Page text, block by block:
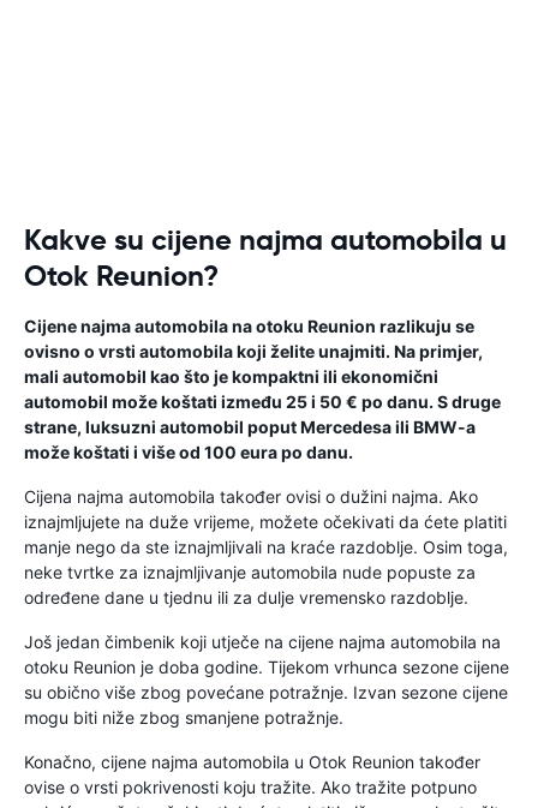
Kakve su cijene najma automobila u
Otok Reunion?
Cijene najma automobila na otoku Reunion razlikuju se
ovisno o vrsti automobila koji želite unajmiti. Na primjer,
mali automobil kao što je kompaktni ili ekonomični
automobil može koštati između 25 i 50 € po danu. S druge
strane, luksuzni automobil poput Mercedesa ili BMW-a
može koštati i više od 100 eura po danu.
Cijena najma automobila također ovisi o dužini najma. Ako
iznajmljujete na duže vrijeme, možete očekivati ​​da ćete platiti
manje nego da ste iznajmljivali na kraće razdoblje. Osim toga,
neke tvrtke za iznajmljivanje automobila nude popuste za
određene dane u tjednu ili za dulje vremensko razdoblje.
Još jedan čimbenik koji utječe na cijene najma automobila na
otoku Reunion je doba godine. Tijekom vrhunca sezone cijene
su obično više zbog povećane potražnje. Izvan sezone cijene
mogu biti niže zbog smanjene potražnje.
Konačno, cijene najma automobila u Otok Reunion također
ovise o vrsti pokrivenosti koju tražite. Ako tražite potpuno